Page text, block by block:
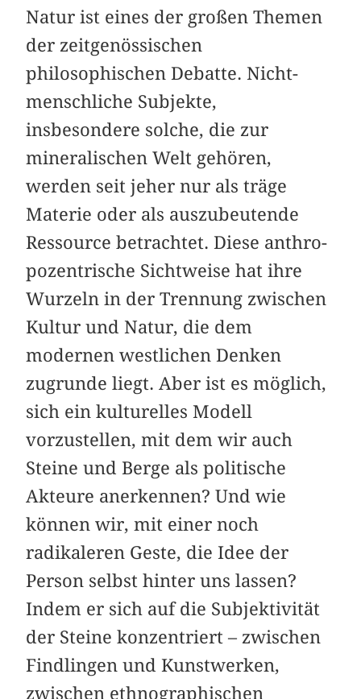
Natur ist eines der großen Themen
der zeitgenössischen
philosophischen Debatte. Nicht-
menschliche Subjekte,
insbesondere solche, die zur
mineralischen Welt gehören,
werden seit jeher nur als träge
Materie oder als auszubeutende
Ressource betrachtet. Diese anthro­
pozentrische Sichtweise hat ihre
Wurzeln in der Trennung zwischen
Kultur und Natur, die dem
modernen westlichen Denken
zugrunde liegt. Aber ist es möglich,
sich ein kulturelles Modell
vorzustellen, mit dem wir auch
Steine und Berge als politische
Akteure anerkennen? Und wie
können wir, mit einer noch
radikaleren Geste, die Idee der
Person selbst hinter uns lassen?
Indem er sich auf die Subjektivität
der Steine konzentriert – zwischen
Findlingen und Kunstwerken,
zwischen ethnographischen